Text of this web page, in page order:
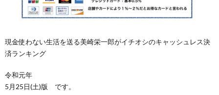
現金使わない生活を送る美崎栄一郎がイチオシのキャッシュレス決
済ランキング
令和元年
5月25日(土)版 です。